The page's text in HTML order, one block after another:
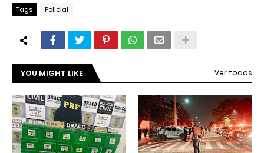
Tags Policial
YOU MIGHT LIKE Ver todos